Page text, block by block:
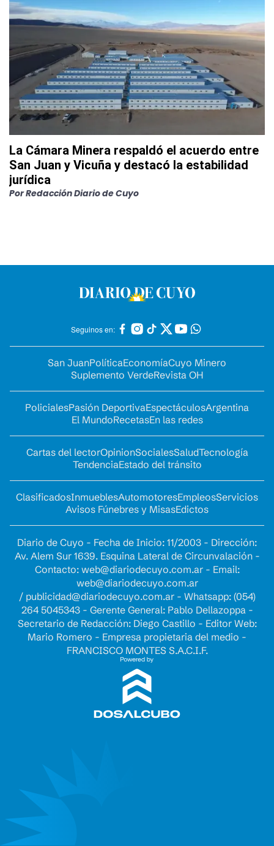
La Cámara Minera respaldó el acuerdo entre
San Juan y Vicuña y destacó la estabilidad
jurídica
PorRedacción Diario de Cuyo
Seguinos en:
San JuanPolíticaEconomíaCuyo Minero
Suplemento VerdeRevista OH
PolicialesPasión DeportivaEspectáculosArgentina
El MundoRecetasEn las redes
Cartas del lectorOpinionSocialesSaludTecnología
TendenciaEstado del tránsito
ClasificadosInmueblesAutomotoresEmpleosServicios
Avisos Fúnebres y MisasEdictos
Diario de Cuyo - Fecha de Inicio: 11/2003 - Dirección:
Av. Alem Sur 1639. Esquina Lateral de Circunvalación -
Contacto: web@diariodecuyo.com.ar- Email:
web@diariodecuyo.com.ar
/ publicidad@diariodecuyo.com.ar- Whatsapp: (054)
264 5045343 - Gerente General: Pablo Dellazoppa -
Secretario de Redacción: Diego Castillo - Editor Web:
Mario Romero - Empresa propietaria del medio -
FRANCISCO MONTES S.A.C.I.F.